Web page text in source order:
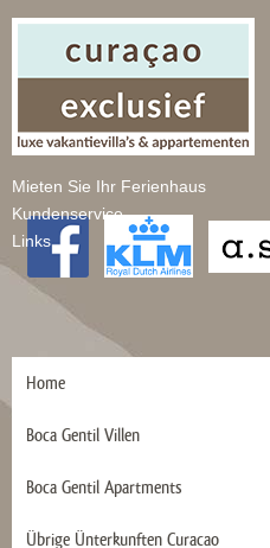
Mieten Sie Ihr Ferienhaus
Kundenservice
Links
Home
Boca Gentil Villen
Boca Gentil Apartments
Übrige Ünterkunften Curacao